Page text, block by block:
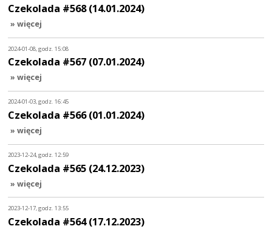
Czekolada #568 (14.01.2024)
» więcej
2024-01-08, godz. 15:08
Czekolada #567 (07.01.2024)
» więcej
2024-01-03, godz. 16:45
Czekolada #566 (01.01.2024)
» więcej
2023-12-24, godz. 12:59
Czekolada #565 (24.12.2023)
» więcej
2023-12-17, godz. 13:55
Czekolada #564 (17.12.2023)